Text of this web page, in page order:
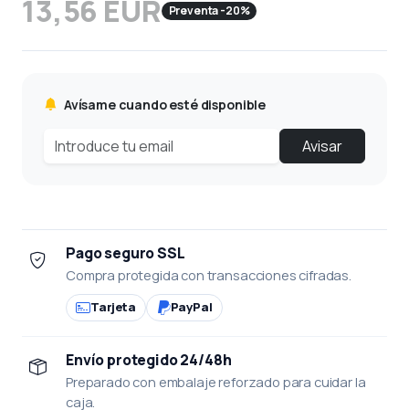
13,56 EUR Preventa -20%
Avísame cuando esté disponible
Avisar
Pago seguro SSL
Compra protegida con transacciones cifradas.
Tarjeta PayPal
Envío protegido 24/48h
Preparado con embalaje reforzado para cuidar la
caja.